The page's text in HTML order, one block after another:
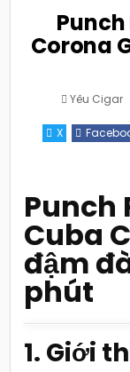
Corona
Yêu Cigar
X
Punch
Cuba
đậm
phút
1. Giới